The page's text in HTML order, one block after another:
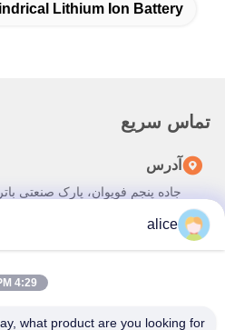
Lithium Ion Battery
تماس سریع
آدرس
جاده پنجم فویوان، پارک صنعتی
شهر زاوژوانگ، شان دونگ، چین
تلفن
alice
4:29 PM
what product are you looking for?